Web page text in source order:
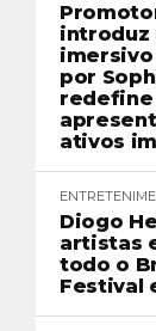
introduz
imersivo
por
redefine
ativos
Diogo
artistas
todo o
Festival